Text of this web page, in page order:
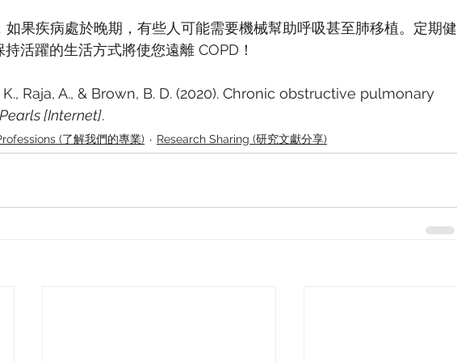
如果疾病處於晚期，有些人可能需要機械幫助呼吸甚至肺移植。定期健
活躍的生活方式將使您遠離 COPD！
Raja, A., & Brown, B. D. (2020). Chronic obstructive pulmonary
[Internet].
(了解我們的專業) Research Sharing (研究文獻分享)